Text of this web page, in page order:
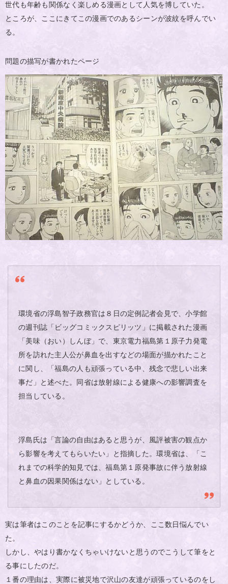
世代も年齢も関係なく楽しめる漫画として人気を博していた。
ところが、ここにきてこの漫画でのあるシーンが波紋を呼んでい
る。
問題の描写が書かれたページ
環境省の浮島智子政務官は８日の定例記者会見で、小学館
の週刊誌「ビッグコミックスピリッツ」に掲載された漫画
「美味（おい）しんぼ」で、東京電力福島第１原子力発電
所を訪れた主人公が鼻血を出すなどの場面が描かれたこと
に関し、「福島の人も頑張っている中、残念で悲しい出来
事だ」と述べた。同省は放射線による健康への影響調査を
担当している。
浮島氏は「言論の自由はあると思うが、風評被害の観点か
ら影響を考えてもらいたい」と指摘した。環境省は、「こ
れまでの科学的知見では、福島第１原発事故に伴う放射線
と鼻血の因果関係はない」としている。
実は筆者はこのことを記事にするかどうか、ここ数日悩んでい
た。
しかし、やはり書かなくちゃいけないと思うのでこうして筆をと
る事にしたのだ。
１番の理由は、実際に被災地で沢山の友達が頑張っているのをし